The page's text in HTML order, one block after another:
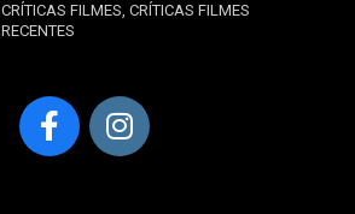
CRÍTICAS FILMES, CRÍTICAS FILMES
RECENTES